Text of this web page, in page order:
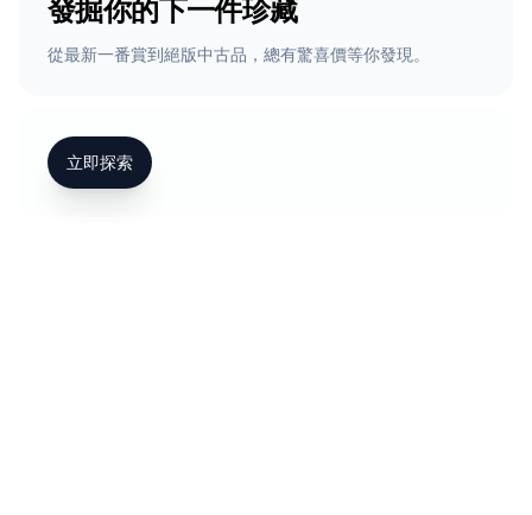
發掘你的下一件珍藏
從最新一番賞到絕版中古品，總有驚喜價等你發現。
立即探索